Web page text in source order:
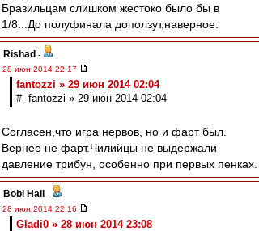
Бразильцам слишком жестоко было бы в
1/8...До полуфинала доползут,наверное.
Rishad -
28 июн 2014 22:17
fantozzi » 29 июн 2014 02:04
# fantozzi » 29 июн 2014 02:04
Согласен,что игра нервов, но и фарт был.
Вернее не фарт.Чилийцы не выдержали
давление трибун, особенно при первых пенках.
Bobi Hall
-
28 июн 2014 22:16
Gladi0 » 28 июн 2014 23:08